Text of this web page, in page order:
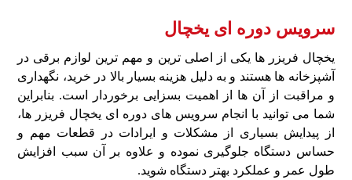
سرویس دوره‌ ای یخچال
یخچال فریزر ها یکی از اصلی‌ ترین و مهم‌ ترین لوازم برقی در
آشپزخانه‌ ها هستند و به‌ دلیل هزینه بسیار بالا در خرید، نگهداری
و مراقبت از آن‌ ها از اهمیت بسزایی برخوردار است. بنابراین
شما می‌ توانید با انجام سرویس‌ های دوره‌ ای یخچال فریزر ها،
از پیدایش بسیاری از مشکلات و ایرادات در قطعات مهم و
حساس دستگاه جلوگیری نموده و علاوه‌ بر آن سبب افزایش
طول عمر و عملکرد بهتر دستگاه شوید.